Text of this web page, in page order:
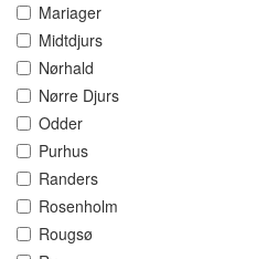
Mariager
Midtdjurs
Nørhald
Nørre Djurs
Odder
Purhus
Randers
Rosenholm
Rougsø